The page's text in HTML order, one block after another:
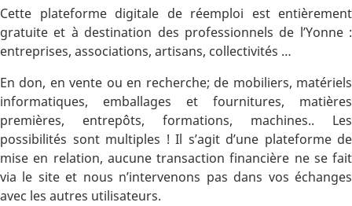
Cette plateforme digitale de réemploi est entièrement
gratuite et à destination des professionnels de l’Yonne :
entreprises, associations, artisans, collectivités …
En don, en vente ou en recherche; de mobiliers, matériels
informatiques, emballages et fournitures, matières
premières, entrepôts, formations, machines.. Les
possibilités sont multiples ! Il s’agit d’une plateforme de
mise en relation, aucune transaction financière ne se fait
via le site et nous n’intervenons pas dans vos échanges
avec les autres utilisateurs.